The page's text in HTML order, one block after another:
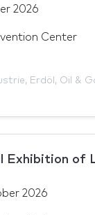
2026
Center
, Erdöl , Oil &
Exhibition of
2026